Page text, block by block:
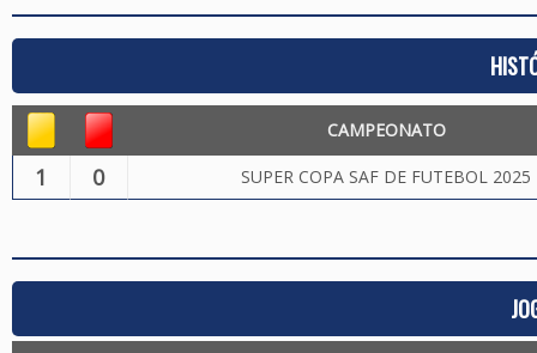
CAMPEONATO
1 0 SUPER COPA SAF DE FUTEBOL 2025